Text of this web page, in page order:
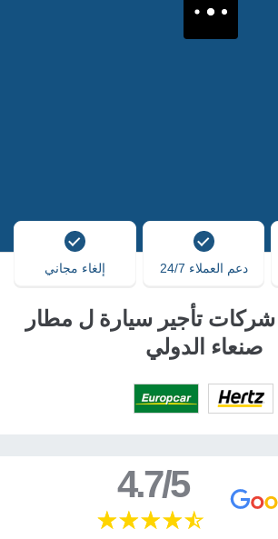
دعم العملاء 24/7 إلغاء مجاني
تأجير سيارة ل مطار
صنعاء الدولي
4.7/5